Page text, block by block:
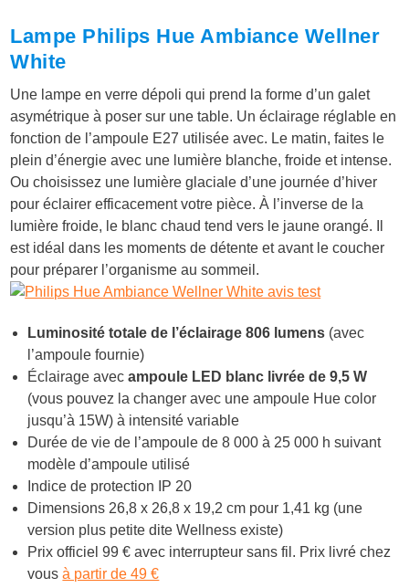
Lampe Philips Hue Ambiance Wellner
White
Une lampe en verre dépoli qui prend la forme d’un galet
asymétrique à poser sur une table. Un éclairage réglable en
fonction de l’ampoule E27 utilisée avec. Le matin, faites le
plein d’énergie avec une lumière blanche, froide et intense.
Ou choisissez une lumière glaciale d’une journée d’hiver
pour éclairer efficacement votre pièce. À l’inverse de la
lumière froide, le blanc chaud tend vers le jaune orangé. Il
est idéal dans les moments de détente et avant le coucher
pour préparer l’organisme au sommeil.
Luminosité totale de l’éclairage 806 lumens (avec
l’ampoule fournie)
Éclairage avecampoule LED blanc livrée de 9,5 W
(vous pouvez la changer avec une ampoule Hue color
jusqu’à 15W) à intensité variable
Durée de vie de l’ampoule de 8 000 à 25 000 h suivant
modèle d’ampoule utilisé
Indice de protection IP 20
Dimensions 26,8 x 26,8 x 19,2 cm pour 1,41 kg (une
version plus petite dite Wellness existe)
Prix officiel 99 € avec interrupteur sans fil. Prix livré chez
vousà partir de 49 €